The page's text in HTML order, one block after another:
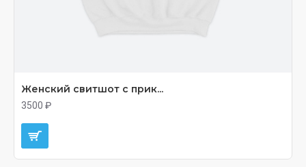
Женский свитшот с прик...
3500 ₽